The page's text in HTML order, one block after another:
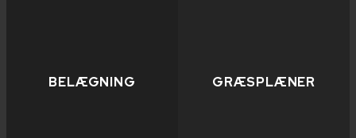
BELÆGNING GRÆSPLÆNER